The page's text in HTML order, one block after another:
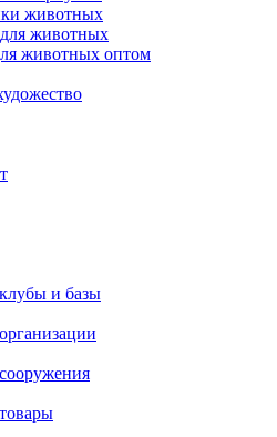
животных
животных
животных оптом
и базы